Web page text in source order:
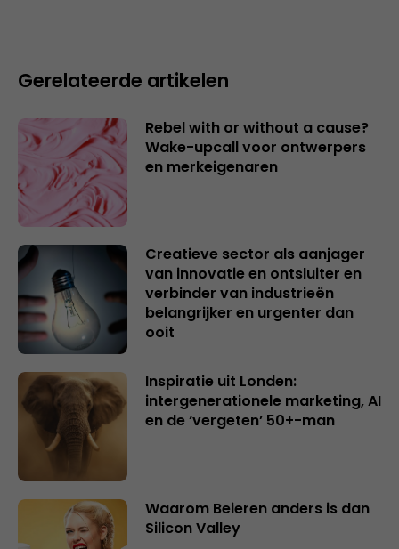
Gerelateerde artikelen
Rebel with or without a cause?
Wake-upcall voor ontwerpers
en merkeigenaren
Creatieve sector als aanjager
van innovatie en ontsluiter en
verbinder van industrieën
belangrijker en urgenter dan
ooit
Inspiratie uit Londen:
intergenerationele marketing, AI
en de ‘vergeten’ 50+-man
Waarom Beieren anders is dan
Silicon Valley